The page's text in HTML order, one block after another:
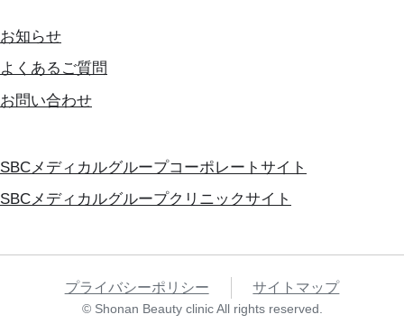
お知らせ
よくあるご質問
お問い合わせ
SBCメディカルグループコーポレートサイト
SBCメディカルグループクリニックサイト
プライバシーポリシー サイトマップ
© Shonan Beauty clinic All rights reserved.